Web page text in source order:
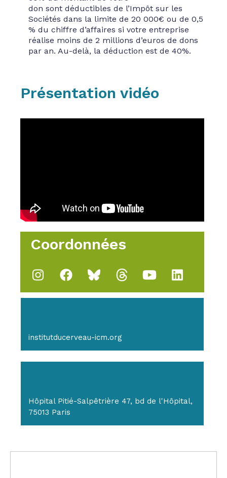
don sont déductibles de l’Impôt sur les
Sociétés dans la limite de 20 000€ ou de 0,5
% du chiffre d’affaires si votre entreprise
réalise moins de 2 millions d’euros de dons
par an. Au-delà, la déduction est de 40%.
Présentation vidéo
Coordonnées
institutducerveau-icm.org
Hôpital Pitié-Salpêtrière 47, bd de l'Hôpital,
75013 Paris